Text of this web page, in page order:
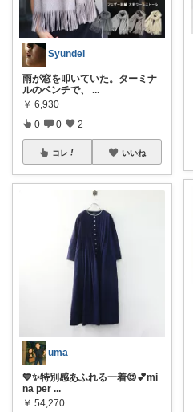
Syundei
雨が窓を叩いていた。ターミナ
ルのベンチで、
...
￥ 6,930
0 0 2
コレ いいね
uma
💙✨特別感あふれる一着😍💕mi
na per ...
￥ 54,270